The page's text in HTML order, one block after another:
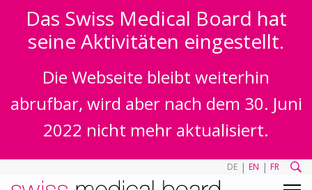
Das Swiss Medical Board hat
seine Aktivitäten eingestellt.
Die Webseite bleibt weiterhin
abrufbar, wird aber nach dem 30. Juni
2022 nicht mehr aktualisiert.
DE | EN | FR